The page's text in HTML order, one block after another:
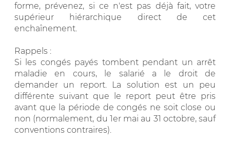
forme, prévenez, si ce n'est pas déjà fait, votre
supérieur hiérarchique direct de cet
enchaînement.
Rappels :
Si les congés payés tombent pendant un arrêt
maladie en cours, le salarié a le droit de
demander un report. La solution est un peu
différente suivant que le report peut être pris
avant que la période de congés ne soit close ou
non (normalement, du 1er mai au 31 octobre, sauf
conventions contraires).